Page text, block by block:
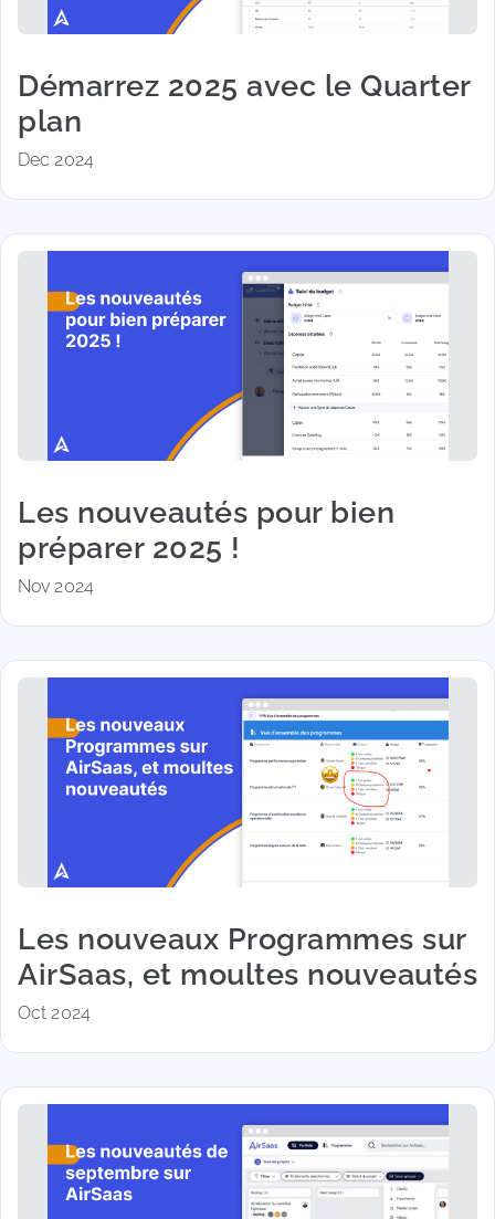
Démarrez 2025 avec le Quarter
plan
Dec 2024
Les nouveautés pour bien
préparer 2025 !
Nov 2024
Les nouveaux Programmes sur
AirSaas, et moultes nouveautés
Oct 2024